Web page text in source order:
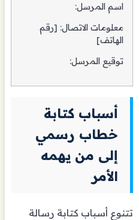
اسم المرسل:
معلومات الاتصال: [رقم
الهاتف]
توقيع المرسل:
أسباب كتابة
خطاب رسمي
إلى من يهمه
الأمر
تتنوع أسباب كتابة رسالة